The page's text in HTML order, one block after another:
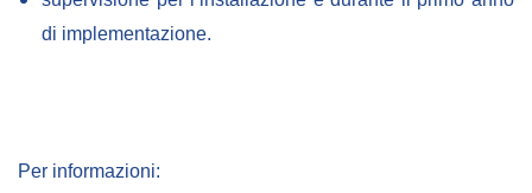
di implementazione.
Per informazioni: